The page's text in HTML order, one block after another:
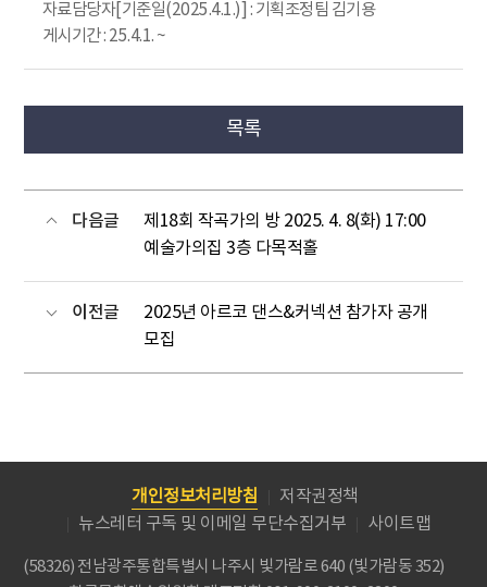
자료담당자[기준일(2025.4.1.)] : 기획조정팀 김기용
게시기간 : 25.4.1. ~
목록
다음글
제18회 작곡가의 방 2025. 4. 8(화) 17:00
예술가의집 3층 다목적홀
이전글
2025년 아르코 댄스&커넥션 참가자 공개
모집
개인정보처리방침
저작권정책
뉴스레터 구독 및 이메일 무단수집거부
사이트맵
(58326) 전남광주통합특별시 나주시 빛가람로 640 (빛가람동 352)